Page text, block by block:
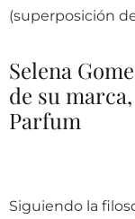
(superposición
Selena
de su
Parfum
Siguiendo la